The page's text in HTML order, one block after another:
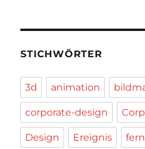
STICHWÖRTER
3d animation
corporate-design
Design Ereignis